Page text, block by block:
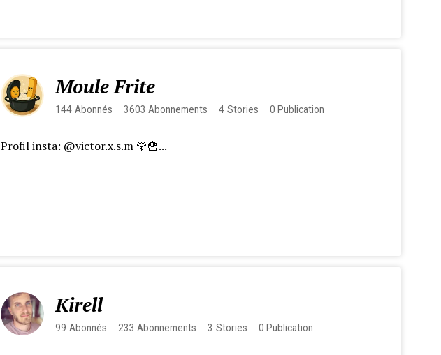
Moule Frite
144 Abonnés 3603 Abonnements 4 Stories 0 Publication
Profil insta: @victor.x.s.m 🌹🍟...
Kirell
99 Abonnés 233 Abonnements 3 Stories 0 Publication